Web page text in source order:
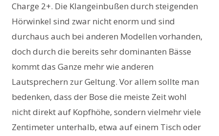
Charge 2+. Die Klangeinbußen durch steigenden
Hörwinkel sind zwar nicht enorm und sind
durchaus auch bei anderen Modellen vorhanden,
doch durch die bereits sehr dominanten Bässe
kommt das Ganze mehr wie anderen
Lautsprechern zur Geltung. Vor allem sollte man
bedenken, dass der Bose die meiste Zeit wohl
nicht direkt auf Kopfhöhe, sondern vielmehr viele
Zentimeter unterhalb, etwa auf einem Tisch oder